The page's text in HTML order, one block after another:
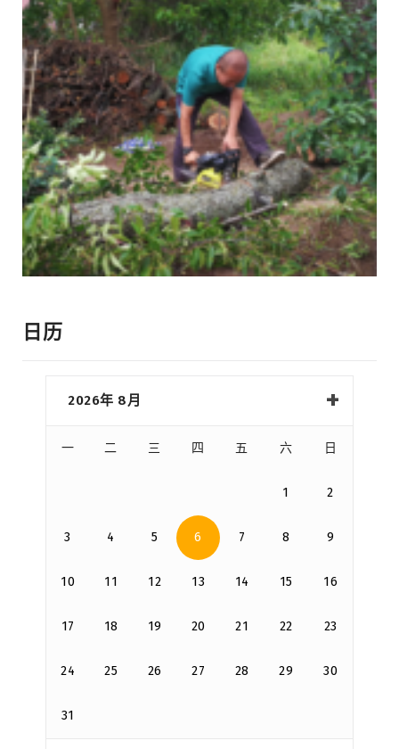
日历
2026年 8月
一 二 三 四 五 六 日
1 2
3 4 5 6 7 8 9
10 11 12 13 14 15 16
17 18 19 20 21 22 23
24 25 26 27 28 29 30
31